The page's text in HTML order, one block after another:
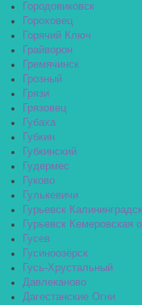
Городовиковск
Гороховец
Горячий Ключ
Грайворон
Гремячинск
Грозный
Грязи
Грязовец
Губаха
Губкин
Губкинский
Гудермес
Гуково
Гулькевичи
Гурьевск
Гурьевск Кемеровская
Гусев
Гусиноозёрск
Гусь-Хрустальный
Давлеканово
Дагестанские Огни